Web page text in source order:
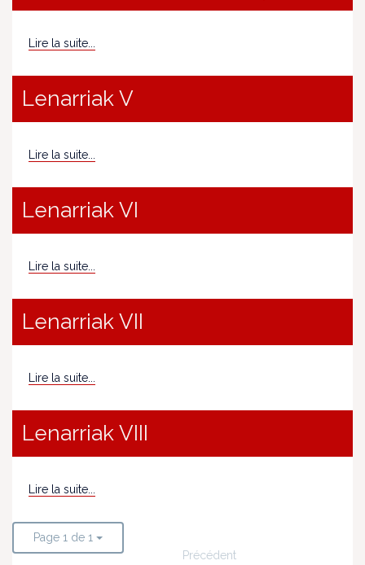
Lire la suite...
Lenarriak V
Lire la suite...
Lenarriak VI
Lire la suite...
Lenarriak VII
Lire la suite...
Lenarriak VIII
Lire la suite...
Page 1 de 1
Précédent